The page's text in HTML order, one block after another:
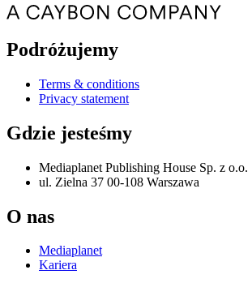
Podróżujemy
Terms & conditions
Privacy statement
Gdzie jesteśmy
Mediaplanet Publishing House Sp. z o.o.
ul. Zielna 37 00-108 Warszawa
O nas
Mediaplanet
Kariera